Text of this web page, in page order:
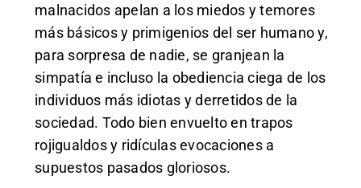
malnacidos apelan a los miedos y temores
más básicos y primigenios del ser humano y,
para sorpresa de nadie, se granjean la
simpatía e incluso la obediencia ciega de los
individuos más idiotas y derretidos de la
sociedad. Todo bien envuelto en trapos
rojigualdos y ridículas evocaciones a
supuestos pasados gloriosos.